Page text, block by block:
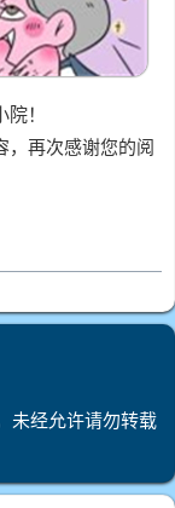
！
，再次感谢您的阅
未经允许请勿转载